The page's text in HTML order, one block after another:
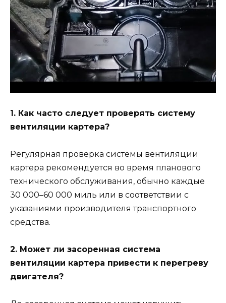
1. Как часто следует проверять систему
вентиляции картера?
Регулярная проверка системы вентиляции
картера рекомендуется во время планового
технического обслуживания, обычно каждые
30 000–60 000 миль или в соответствии с
указаниями производителя транспортного
средства.
2. Может ли засоренная система
вентиляции картера привести к перегреву
двигателя?